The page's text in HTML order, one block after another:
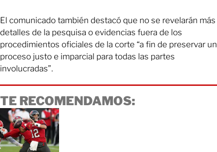
El comunicado también destacó que no se revelarán más
detalles de la pesquisa o evidencias fuera de los
procedimientos oficiales de la corte “a fin de preservar un
proceso justo e imparcial para todas las partes
involucradas”.
TE RECOMENDAMOS: